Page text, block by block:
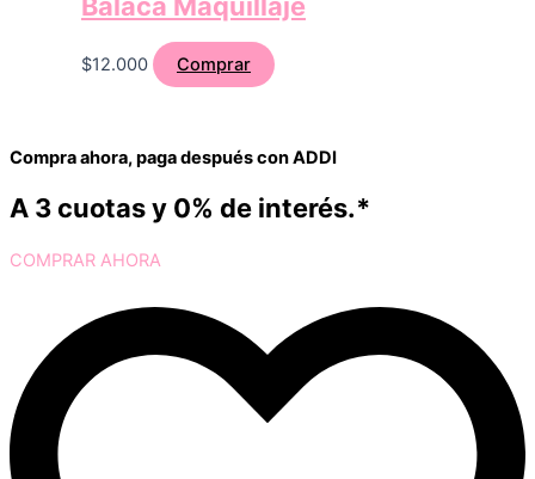
Balaca Maquillaje
$12.000 Comprar
Compra ahora, paga después con ADDI
A 3 cuotas y 0% de interés.*
COMPRAR AHORA